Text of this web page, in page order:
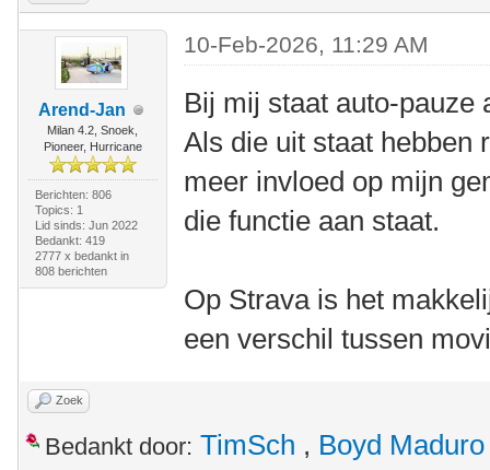
Arend-Jan
Milan 4.2, Snoek,
Pioneer, Hurricane
Berichten: 806
Topics: 1
Lid sinds: Jun 2022
Bedankt: 419
2777 x bedankt in
808 berichten
10-Feb-2026, 11:29 AM
Bij mij staat auto-pauze
Als die uit staat hebben
meer invloed op mijn
die functie aan staat.
Op Strava is het
een verschil tussen
Zoek
Bedankt door: TimSch , Boyd Maduro